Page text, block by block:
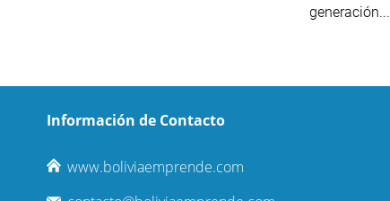
generación...
Información de Contacto
www.boliviaemprende.com